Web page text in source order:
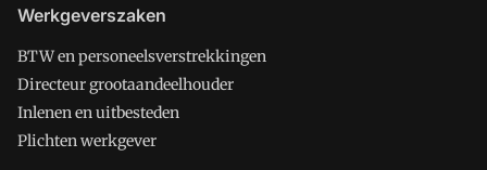
Werkgeverszaken
BTW en personeelsverstrekkingen
Directeur grootaandeelhouder
Inlenen en uitbesteden
Plichten werkgever